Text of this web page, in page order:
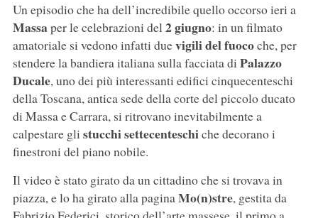
Un episodio che ha dell’incredibile quello occorso ieri a
Massaper le celebrazioni del2 giugno: in un filmato
amatoriale si vedono infatti duevigili del fuocoche, per
stendere la bandiera italiana sulla facciata di Palazzo
Ducale, uno dei più interessanti edifici cinquecenteschi
della Toscana, antica sede della corte del piccolo ducato
di Massa e Carrara, si ritrovano inevitabilmente a
calpestare gli stucchi settecenteschiche decorano i
finestroni del piano nobile.
Il video è stato girato da un cittadino che si trovava in
piazza, e lo ha girato alla paginaMo(n)stre, gestita da